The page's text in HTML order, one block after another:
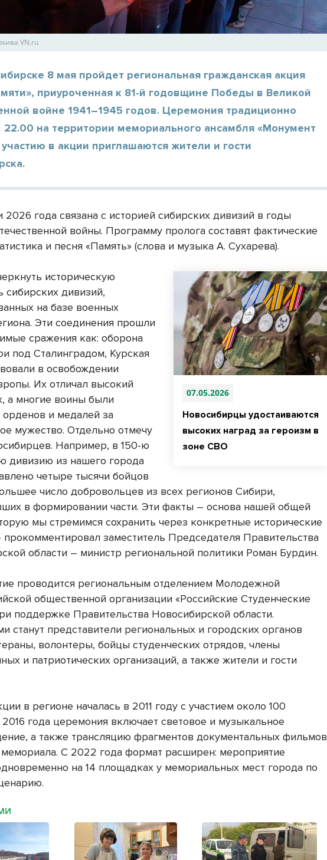
VN.ru
8 мая пройдет региональная гражданская акция
приуроченная к 81-й годовщине Победы в Великой
войне 1941–1945 годов. Церемония традиционно
22.00 на территории мемориального ансамбля «Монумент
в акции приглашаются жители и гости
2026 года связана с историей сибирских дивизий в годы
войны. Программу пролога составят фактические
и песня «Память» (слова и музыка А. Сухарева).
07.05.2026
Новосибирцы удостаиваются
высоких наград за героизм в
зоне СВО
историческую
сибирских дивизий,
на базе военных
Эти соединения прошли
сражения как: оборона
под Сталинградом, Курская
в освобождении
Их отличал высокий
а многие воины были
орденов и медалей за
мужество. Отдельно отмечу
Например, в 150-ю
дивизию из нашего города
четыре тысячи бойцов
число добровольцев из всех регионов Сибири,
в формировании части. Эти факты – основа нашей общей
мы стремимся сохранить через конкретные исторические
заместитель Председателя Правительства
области – министр региональной политики Роман Бурдин.
проводится региональным отделением Молодежной
общественной организации «Российские Студенческие
поддержке Правительства Новосибирской области.
станут представители региональных и городских органов
волонтеры, бойцы студенческих отрядов, члены
и патриотических организаций, а также жители и гости
в регионе началась в 2011 году с участием около 100
года церемония включает световое и музыкальное
а также трансляцию фрагментов документальных фильмов
С 2022 года формат расширен: мероприятие
на 14 площадках у мемориальных мест города по